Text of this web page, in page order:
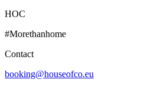
HOC
#Morethanhome
Contact
booking@houseofco.eu